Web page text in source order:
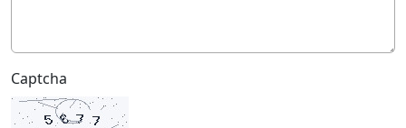
Captcha